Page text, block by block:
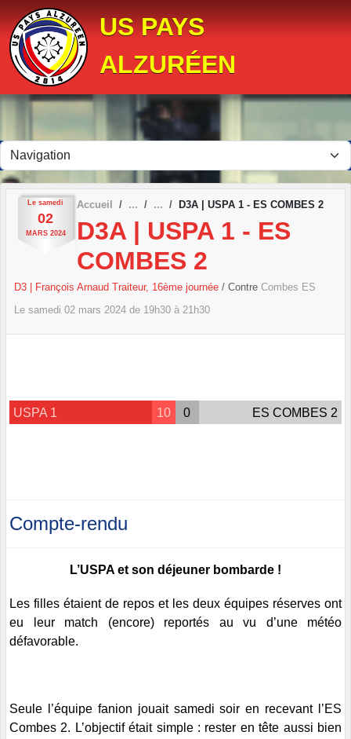
US PAYS
ALZURÉEN
Le samedi
02
MARS 2024
Accueil D3A | USPA 1 - ES COMBES 2
D3A | USPA 1 - ES
COMBES 2
D3 | François Arnaud Traiteur, 16ème journée / Contre Combes ES
Le samedi 02 mars 2024 de 19h30 à 21h30
USPA 1 10 0 ES COMBES 2
Compte-rendu
L’USPA et son déjeuner bombarde !
Les filles étaient de repos et les deux équipes réserves ont
eu leur match (encore) reportés au vu d’une météo
défavorable.
Seule l’équipe fanion jouait samedi soir en recevant l’ES
Combes 2. L’objectif était simple : rester en tête aussi bien
Panneau de gestion des cookies